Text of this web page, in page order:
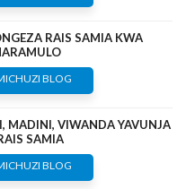
RAIS SAMIA KWA
BLOG
MADINI, VIWANDA YAVUNJA
SAMIA
BLOG